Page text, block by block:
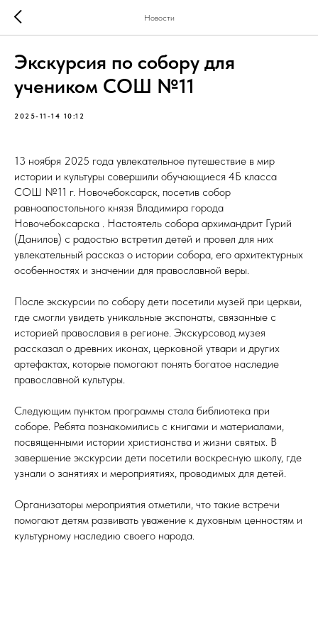
Новости
Экскурсия по собору для
учеником СОШ №11
2025-11-14 10:12
13 ноября 2025 года увлекательное путешествие в мир
истории и культуры совершили обучающиеся 4Б класса
СОШ №11 г. Новочебоксарск, посетив собор
равноапостольного князя Владимира города
Новочебоксарска . Настоятель собора архимандрит Гурий
(Данилов) с радостью встретил детей и провел для них
увлекательный рассказ о истории собора, его архитектурных
особенностях и значении для православной веры.
После экскурсии по собору дети посетили музей при церкви,
где смогли увидеть уникальные экспонаты, связанные с
историей православия в регионе. Экскурсовод музея
рассказал о древних иконах, церковной утвари и других
артефактах, которые помогают понять богатое наследие
православной культуры.
Следующим пунктом программы стала библиотека при
соборе. Ребята познакомились с книгами и материалами,
посвященными истории христианства и жизни святых. В
завершение экскурсии дети посетили воскресную школу, где
узнали о занятиях и мероприятиях, проводимых для детей.
Организаторы мероприятия отметили, что такие встречи
помогают детям развивать уважение к духовным ценностям и
культурному наследию своего народа.